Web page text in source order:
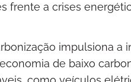
frente a crises
impulsiona a
de baixo